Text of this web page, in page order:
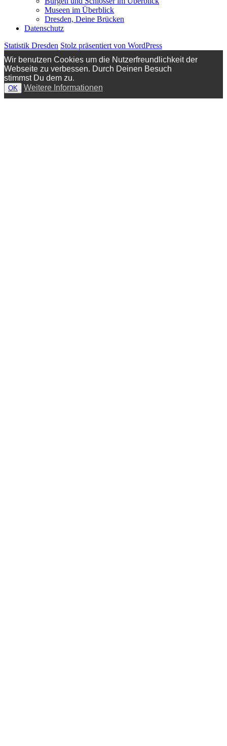
Museen im Überblick
Dresden, Deine Brücken
Datenschutz
Statistik Dresden Stolz präsentiert von WordPress
Wir benutzen Cookies um die Nutzerfreundlichkeit der
Webseite zu verbessen. Durch Deinen Besuch
stimmst Du dem zu.
OK Weitere Informationen